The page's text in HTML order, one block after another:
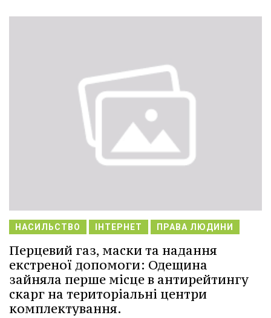
НАСИЛЬСТВО ІНТЕРНЕТ ПРАВА ЛЮДИНИ
Перцевий газ, маски та надання
екстреної допомоги: Одещина
зайняла перше місце в антирейтингу
скарг на територіальні центри
комплектування.